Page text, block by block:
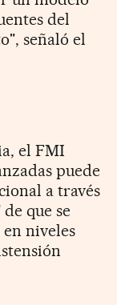
del
señaló el
el FMI
puede
a través
que se
niveles